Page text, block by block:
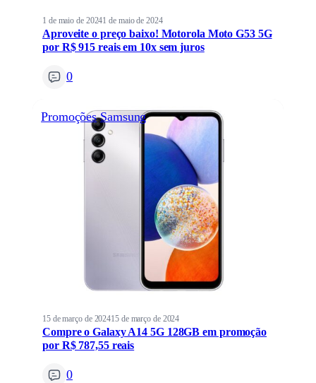
1 de maio de 20241 de maio de 2024
Aproveite o preço baixo! Motorola Moto G53 5G
por R$ 915 reais em 10x sem juros
0
Promoções Samsung
15 de março de 202415 de março de 2024
Compre o Galaxy A14 5G 128GB em promoção
por R$ 787,55 reais
0